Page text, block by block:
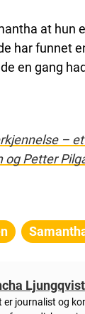
at hun
har funnet
en gang
–
og Petter
Ljungqvist
journalist og